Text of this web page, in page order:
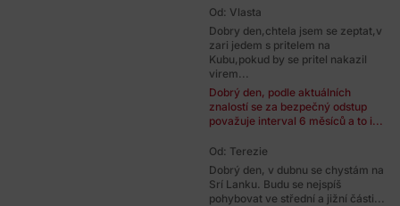
Od: Vlasta
Dobry den,chtela jsem se zeptat,v
zari jedem s pritelem na
Kubu,pokud by se pritel nakazil
virem...
Dobrý den, podle aktuálních
znalostí se za bezpečný odstup
považuje interval 6 měsíců a to i...
Od: Terezie
Dobrý den, v dubnu se chystám na
Srí Lanku. Budu se nejspíš
pohybovat ve střední a jižní části...